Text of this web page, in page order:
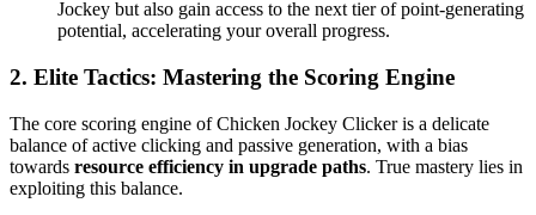
Jockey but also gain access to the next tier of point-generating
potential, accelerating your overall progress.
2. Elite Tactics: Mastering the Scoring Engine
The core scoring engine of Chicken Jockey Clicker is a delicate
balance of active clicking and passive generation, with a bias
towards resource efficiency in upgrade paths. True mastery lies in
exploiting this balance.